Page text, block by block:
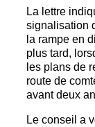
La lettre
signalisation
la rampe en
plus tard,
les plans de
route de
avant deux
Le conseil a